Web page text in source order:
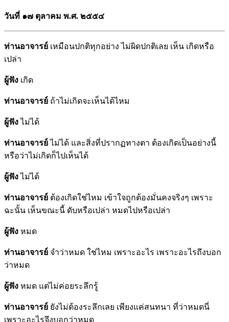
วันที่ ๑๗ ตุลาคม พ.ศ. ๒๕๕๔
ท่านอาจารย์ เหมือนปกติทุกอย่าง ไม่ผิดปกติเลย เห็น เกิดหรือ
เปล่า
ผู้ฟัง เกิด
ท่านอาจารย์ ถ้าไม่เกิดจะเห็นได้ไหม
ผู้ฟังไม่ได้
ท่านอาจารย์ไม่ได้ และสิ่งที่ปรากฏทางตา ต้องเกิดเป็นอย่างนี้
หรือว่าไม่เกิดก็ไปเห็นได้
ผู้ฟังไม่ได้
ท่านอาจารย์ ต้องเกิดใช่ไหม เข้าใจถูกต้องมั่นคงจริงๆ เพราะ
ฉะนั้น เห็นขณะนี้ ดับหรือเปล่า หมดไปหรือเปล่า
ผู้ฟัง หมด
ท่านอาจารย์ จำว่าหมด ใช่ไหม เพราะอะไร เพราะอะไรถึงบอก
ว่าหมด
ผู้ฟัง หมด แต่ไม่ค่อยระลึกรู้
ท่านอาจารย์ ยังไม่ต้องระลึกเลย เพียงแค่สนทนา ที่ว่าหมดนี่
เพราะอะไรจึงบอกว่าหมด